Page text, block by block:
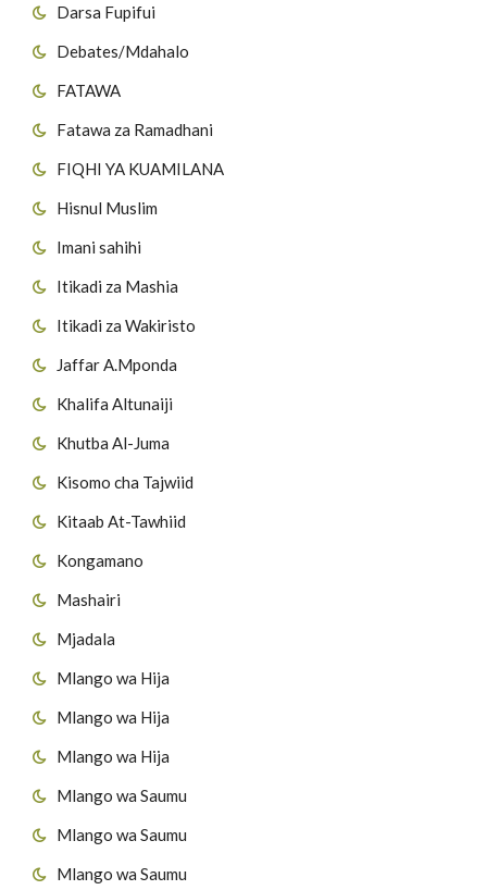
Darsa Fupifui
Debates/Mdahalo
FATAWA
Fatawa za Ramadhani
FIQHI YA KUAMILANA
Hisnul Muslim
Imani sahihi
Itikadi za Mashia
Itikadi za Wakiristo
Jaffar A.Mponda
Khalifa Altunaiji
Khutba Al-Juma
Kisomo cha Tajwiid
Kitaab At-Tawhiid
Kongamano
Mashairi
Mjadala
Mlango wa Hija
Mlango wa Hija
Mlango wa Hija
Mlango wa Saumu
Mlango wa Saumu
Mlango wa Saumu